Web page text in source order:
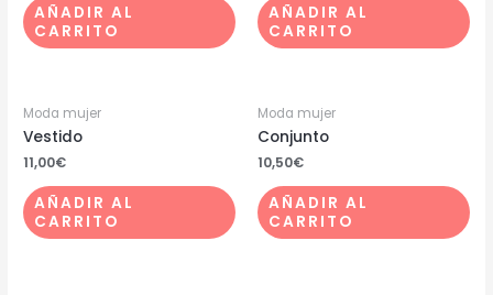
AÑADIR AL
CARRITO
AÑADIR AL
CARRITO
Moda mujer
Vestido
11,00€
AÑADIR AL
CARRITO
Moda mujer
Conjunto
10,50€
AÑADIR AL
CARRITO